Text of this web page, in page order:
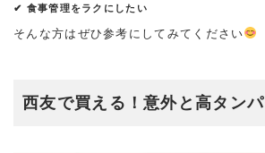
✔ 食事管理をラクにしたい
そんな方はぜひ参考にしてみてください
西友で買える！意外と高タン